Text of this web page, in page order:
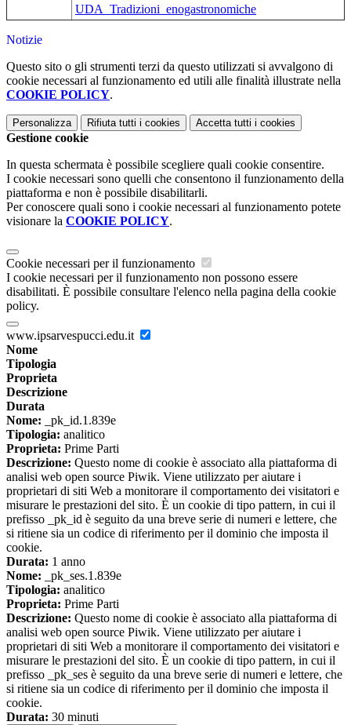
UDA_Tradizioni_enogastronomiche
Notizie
Questo sito o gli strumenti terzi da questo utilizzati si avvalgono di
cookie necessari al funzionamento ed utili alle finalità illustrate nella
COOKIE POLICY.
Personalizza Rifiuta tutti i cookies Accetta tutti i cookies
Gestione cookie
In questa schermata è possibile scegliere quali cookie consentire.
I cookie necessari sono quelli che consentono il funzionamento della
piattaforma e non è possibile disabilitarli.
Per conoscere quali sono i cookie necessari al funzionamento potete
visionare la COOKIE POLICY.
Cookie necessari per il funzionamento
I cookie necessari per il funzionamento non possono essere
disabilitati. È possibile consultare l'elenco nella pagina della cookie
policy.
www.ipsarvespucci.edu.it
Nome
Tipologia
Proprieta
Descrizione
Durata
Nome: _pk_id.1.839e
Tipologia: analitico
Proprieta: Prime Parti
Descrizione: Questo nome di cookie è associato alla piattaforma di
analisi web open source Piwik. Viene utilizzato per aiutare i
proprietari di siti Web a monitorare il comportamento dei visitatori e
misurare le prestazioni del sito. È un cookie di tipo pattern, in cui il
prefisso _pk_id è seguito da una breve serie di numeri e lettere, che
si ritiene sia un codice di riferimento per il dominio che imposta il
cookie.
Durata: 1 anno
Nome: _pk_ses.1.839e
Tipologia: analitico
Proprieta: Prime Parti
Descrizione: Questo nome di cookie è associato alla piattaforma di
analisi web open source Piwik. Viene utilizzato per aiutare i
proprietari di siti Web a monitorare il comportamento dei visitatori e
misurare le prestazioni del sito. È un cookie di tipo pattern, in cui il
prefisso _pk_ses è seguito da una breve serie di numeri e lettere, che
si ritiene sia un codice di riferimento per il dominio che imposta il
cookie.
Durata: 30 minuti